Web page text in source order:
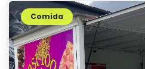
Comida